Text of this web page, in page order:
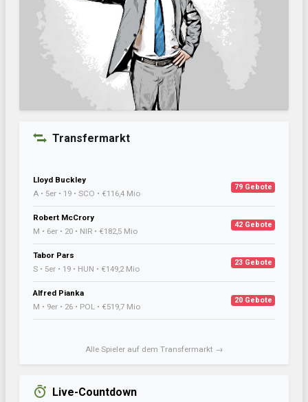
Transfermarkt
Lloyd Buckley
A • 5er • 19 • SCO • €116,4 Mio
79 Gebote
Robert McCrory
M • 6er • 20 • NIR • €182,5 Mio
42 Gebote
Tabor Pars
S • 5er • 19 • HUN • €149,2 Mio
23 Gebote
Alfred Pianka
M • 9er • 26 • POL • €519,7 Mio
20 Gebote
Alle Spieler auf dem Transfermarkt →
Live-Countdown